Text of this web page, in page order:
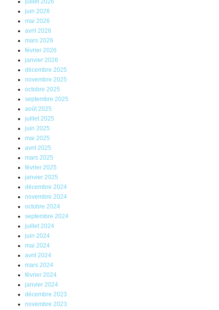
juillet 2026
juin 2026
mai 2026
avril 2026
mars 2026
février 2026
janvier 2026
décembre 2025
novembre 2025
octobre 2025
septembre 2025
août 2025
juillet 2025
juin 2025
mai 2025
avril 2025
mars 2025
février 2025
janvier 2025
décembre 2024
novembre 2024
octobre 2024
septembre 2024
juillet 2024
juin 2024
mai 2024
avril 2024
mars 2024
février 2024
janvier 2024
décembre 2023
novembre 2023